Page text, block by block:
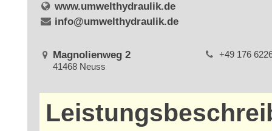
www.umwelthydraulik.de
info@umwelthydraulik.de
Magnolienweg 2
41468 Neuss
+49 176